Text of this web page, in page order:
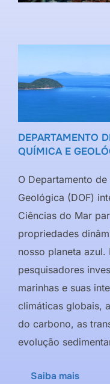
DEPARTAMENTO
QUÍMICA E
O Departamento
Geológica (DOF)
Ciências do Mar
propriedades
nosso planeta
pesquisadores
marinhas e suas
climáticas globais,
do carbono, as
evolução
Saiba mais